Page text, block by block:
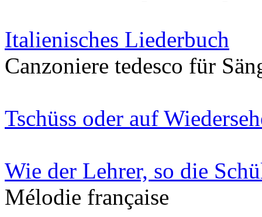
Italienisches Liederbuch
Canzoniere tedesco für
Tschüss oder auf
Wie der Lehrer, so die
Mélodie française